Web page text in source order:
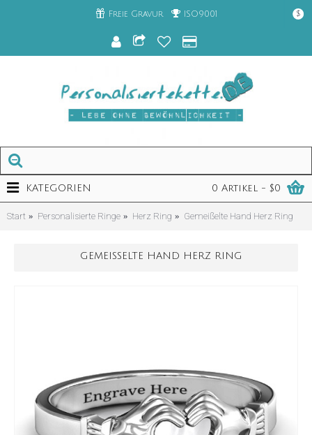
Freie Gravur ISO9001 $
0 Artikel - $0
KATEGORIEN
Start Personalisierte Ringe Herz Ring Gemeißelte Hand Herz Ring
GEMEISSELTE HAND HERZ RING